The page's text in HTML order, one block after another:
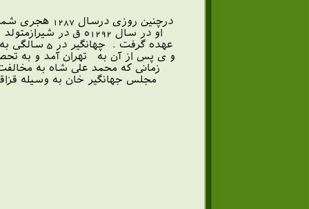
درچنین
او در سال 1292ه ق
عهده
و ی پس از آن به تهران آمد و به
زمانی که محمد علی شاه به